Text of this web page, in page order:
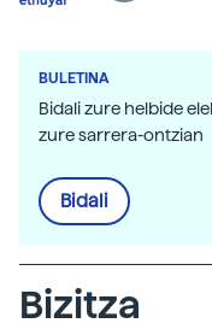
BULETINA
Bidali zure helbide
zure sarrera-ontzian
Bidali
Bizitza